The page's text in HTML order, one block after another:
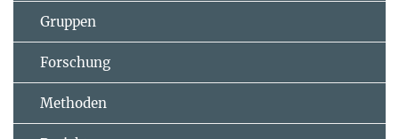
Gruppen
Forschung
Methoden